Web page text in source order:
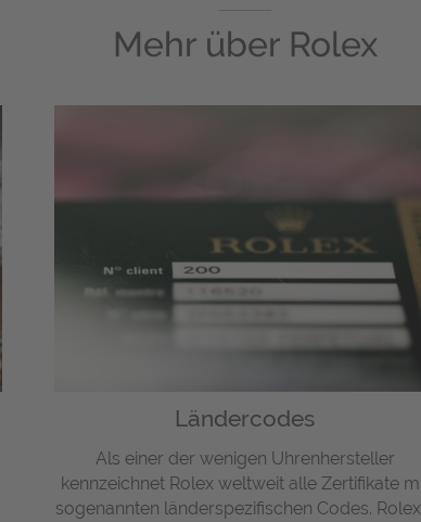
Mehr über Rolex
Ländercodes
Als einer der wenigen Uhrenhersteller
kennzeichnet Rolex weltweit alle Zertifikate
sogenannten länderspezifischen Codes. Rolex